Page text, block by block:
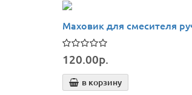
Маховик для смесителя
120.00р.
в корзину